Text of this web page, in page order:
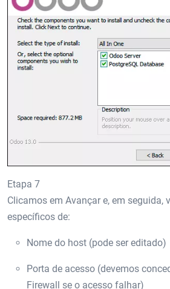
Etapa 7
Clicamos em Avançar e, em seguida,
específicos de:
Nome do host (pode ser editado)
Porta de acesso (devemos
Firewall se o acesso falhar)